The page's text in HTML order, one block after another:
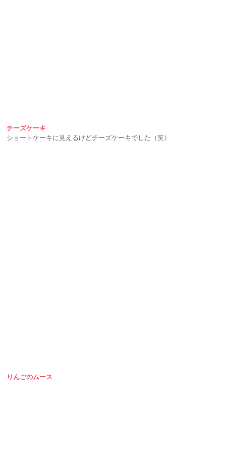
チーズケーキ
ショートケーキに見えるけどチーズケーキでした（笑）
りんごのムース